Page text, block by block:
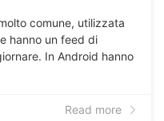
comune, utilizzata
hanno un feed di
In Android hanno
Read more